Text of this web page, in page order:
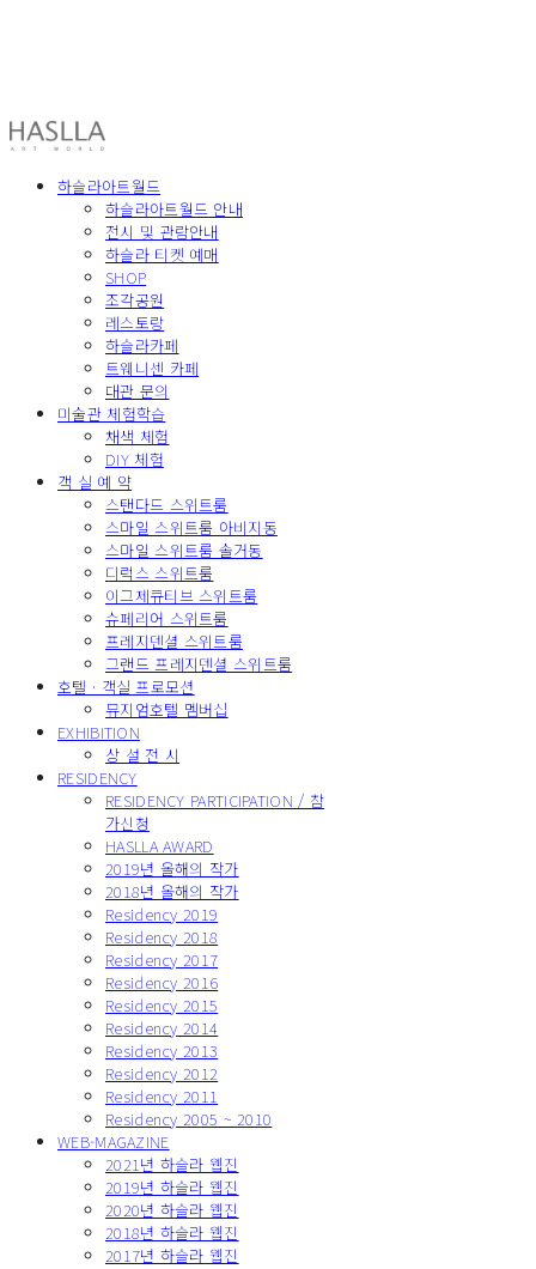
하슬라아트월드
하슬라아트월드 안내
전시 및 관람안내
하슬라 티켓 예매
SHOP
조각공원
레스토랑
하슬라카페
트웨니센 카페
대관 문의
미술관 체험학습
채색 체험
DIY 체험
객 실 예 약
스탠다드 스위트룸
스마일 스위트룸 아비지동
스마일 스위트룸 솔거동
디럭스 스위트룸
이그제큐티브 스위트룸
슈페리어 스위트룸
프레지덴셜 스위트룸
그랜드 프레지덴셜 스위트룸
호텔 · 객실 프로모션
뮤지엄호텔 멤버십
EXHIBITION
상 설 전 시
RESIDENCY
RESIDENCY PARTICIPATION / 참
가신청
HASLLA AWARD
2019년 올해의 작가
2018년 올해의 작가
Residency 2019
Residency 2018
Residency 2017
Residency 2016
Residency 2015
Residency 2014
Residency 2013
Residency 2012
Residency 2011
Residency 2005 ~ 2010
WEB-MAGAZINE
2021년 하슬라 웹진
2019년 하슬라 웹진
2020년 하슬라 웹진
2018년 하슬라 웹진
2017년 하슬라 웹진